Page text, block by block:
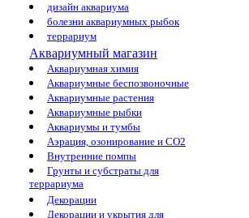
дизайн аквариума
болезни аквариумных рыбок
террариум
Аквариумный магазин
Аквариумная химия
Аквариумные беспозвоночные
Аквариумные растения
Аквариумные рыбки
Аквариумы и тумбы
Аэрация, озонирование и CO2
Внутренние помпы
Грунты и субстраты для
террариума
Декорации
Декорации и укрытия для